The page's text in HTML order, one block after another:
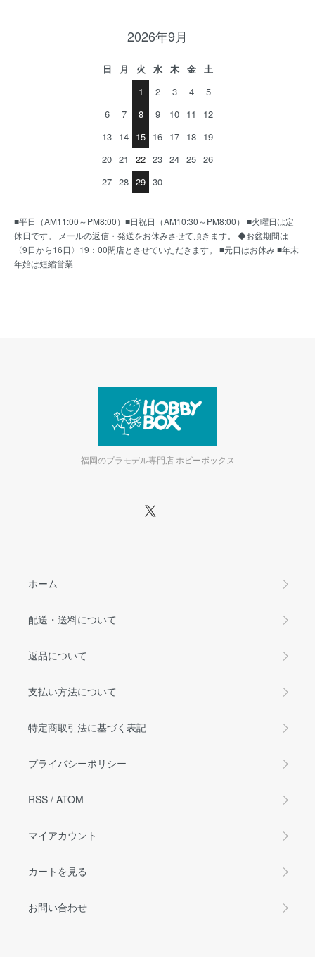
2026年9月
日 月 火 水 木 金
土
1
2 3 4
5
6
7 8 9 10 11
12
13 14 15 16 17 18 19
20 21 22 23 24 25 26
27 28 29 30
■平日（AM11:00～PM8:00）■日祝日（AM10:30～PM8:00） ■火曜日は定
休日です。 メールの返信・発送をお休みさせて頂きます。 ◆お盆期間は
〈9日から16日〉19：00閉店とさせていただきます。 ■元日はお休み ■年末
年始は短縮営業
福岡のプラモデル専門店 ホビーボックス
ホーム
配送・送料について
返品について
支払い方法について
特定商取引法に基づく表記
プライバシーポリシー
RSS / ATOM
マイアカウント
カートを見る
お問い合わせ